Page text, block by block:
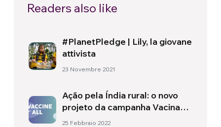
Readers also like
#PlanetPledge | Lily, la giovane
attivista
23 Novembre 2021
Ação pela Índia rural: o novo
projeto da campanha Vacina
para todos
25 Febbraio 2022